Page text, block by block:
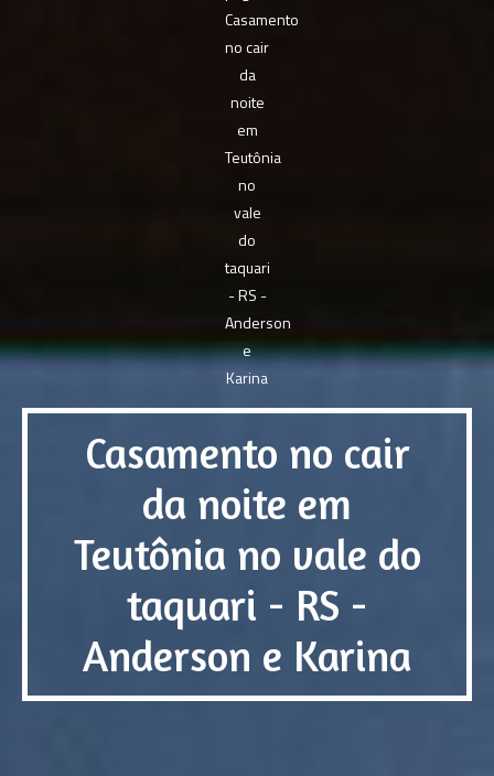
Casamento no cair
da noite em
Teutônia no vale do
taquari - RS -
Anderson e Karina